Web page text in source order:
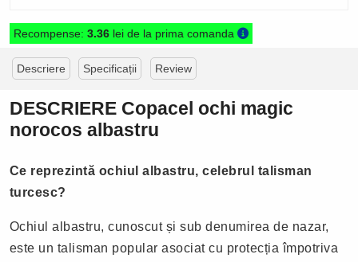
Recompense: 3.36lei de la prima comanda
Descriere Specificații Review
DESCRIERE Copacel ochi magic
norocos albastru
Ce reprezintă ochiul albastru, celebrul talisman
turcesc?
Ochiul albastru, cunoscut și sub denumirea de nazar,
este un talisman popular asociat cu protecția împotriva